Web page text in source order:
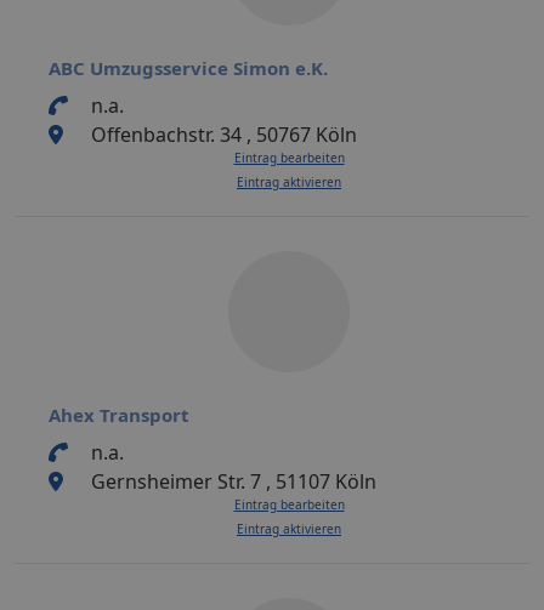
ABC Umzugsservice Simon e.K.
n.a.
Offenbachstr. 34 , 50767 Köln
Eintrag bearbeiten
Eintrag aktivieren
Ahex Transport
n.a.
Gernsheimer Str. 7 , 51107 Köln
Eintrag bearbeiten
Eintrag aktivieren